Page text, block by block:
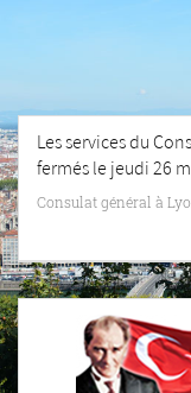
Les services du
fermés le jeudi 26
Consulat général à